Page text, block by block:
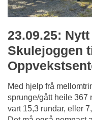
23.09.25:
Skulejoggen
Med hjelp frå
sprunge/gått heile 367
vart 15,3 rundar, eller